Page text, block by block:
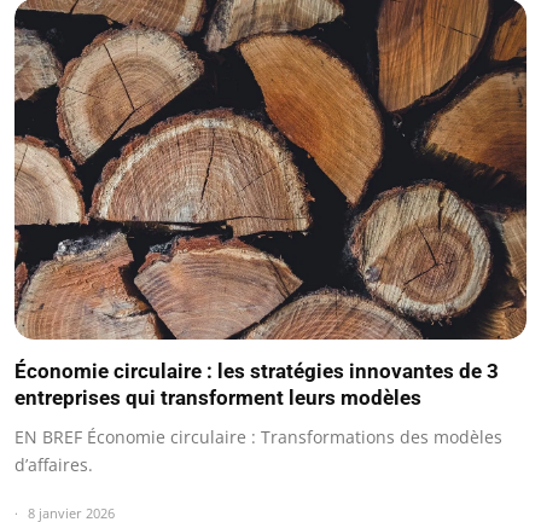
Économie circulaire : les stratégies innovantes de 3
entreprises qui transforment leurs modèles
EN BREF Économie circulaire : Transformations des modèles
d’affaires.
8 janvier 2026